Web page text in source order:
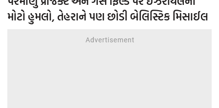
મોટો હુમલો, તેહરાને પણ છોડી બેલિસ્ટિક મિસાઈલ